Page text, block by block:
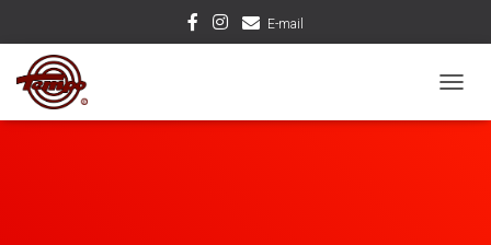
E-mail
É